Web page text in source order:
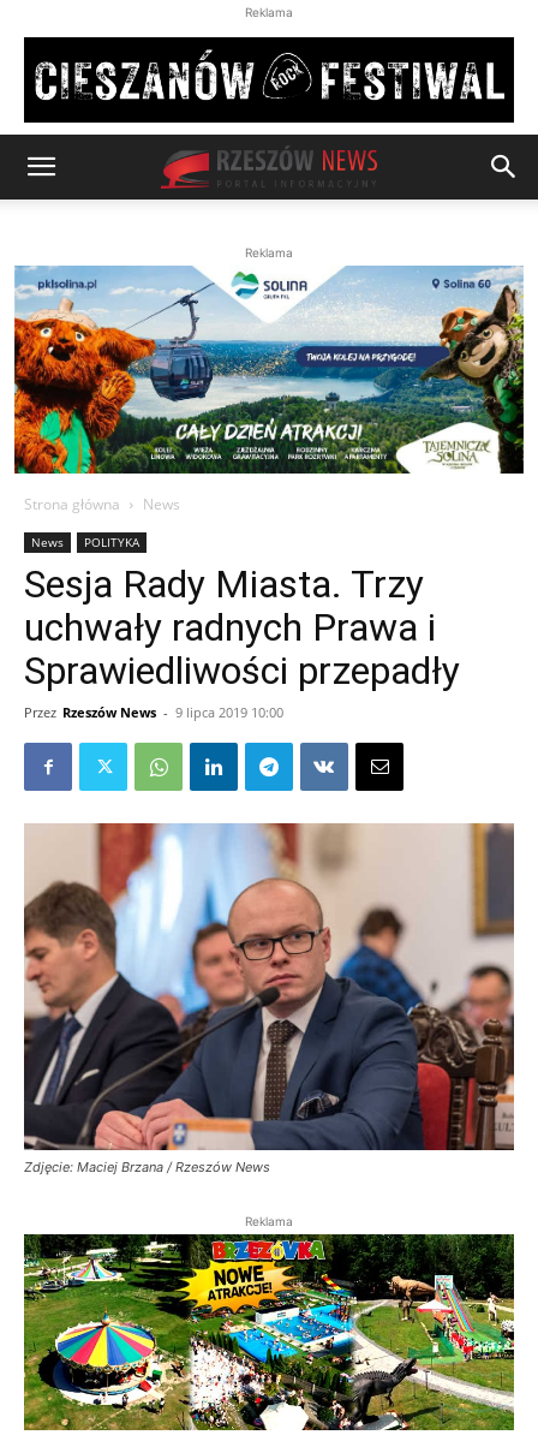
Reklama
Reklama
Strona główna News
News POLITYKA
Sesja Rady Miasta. Trzy
uchwały radnych Prawa i
Sprawiedliwości przepadły
Przez Rzeszów News - 9 lipca 2019 10:00
Zdjęcie: Maciej Brzana / Rzeszów News
Reklama